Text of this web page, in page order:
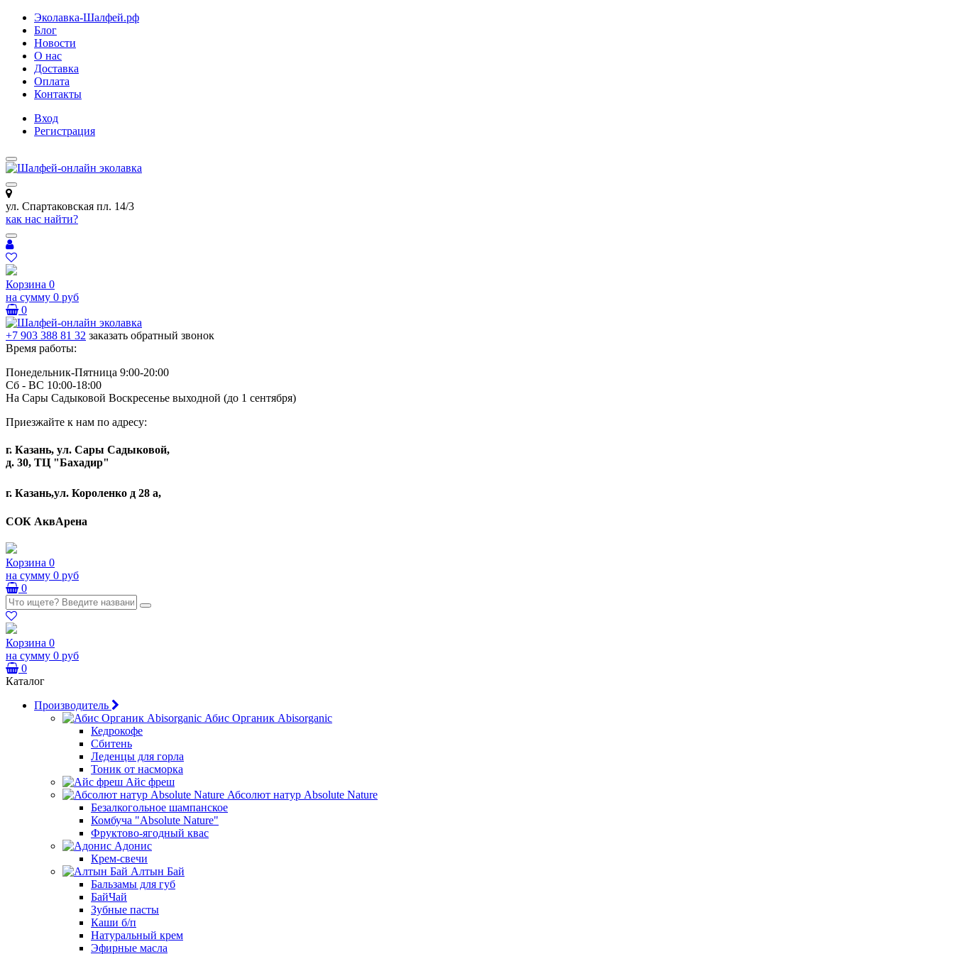
Эколавка-Шалфей.рф
Блог
Новости
О нас
Доставка
Оплата
Контакты
Вход
Регистрация
ул. Спартаковская пл. 14/3
как нас найти?
Корзина 0
на сумму 0 руб
0
+7 903 388 81 32 заказать обратный звонок
Время работы:
Понедельник-Пятница 9:00-20:00
Сб - ВС 10:00-18:00
На Сары Садыковой Воскресенье выходной (до 1 сентября)
Приезжайте к нам по адресу:
г. Казань, ул. Сары Садыковой,
д. 30, ТЦ "Бахадир"
г. Казань,ул. Короленко д 28 а,
СОК АквАрена
Корзина 0
на сумму 0 руб
0
Корзина 0
на сумму 0 руб
0
Каталог
Производитель
Абис Органик Abisorganic
Кедрокофе
Сбитень
Леденцы для горла
Тоник от насморка
Айс фреш
Абсолют натур Absolute Nature
Безалкогольное шампанское
Комбуча "Absolute Nature"
Фруктово-ягодный квас
Адонис
Крем-свечи
Алтын Бай
Бальзамы для губ
БайЧай
Зубные пасты
Каши б/п
Натуральный крем
Эфирные масла